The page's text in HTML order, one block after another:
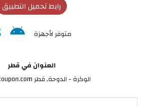
رابط تحميل التطبيق
متوفر لأجهزة
العنوان في قطر
الوكرة - الدوحة, قطر qatar@alcoupon.com